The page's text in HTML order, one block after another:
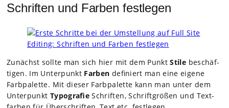
Schriften und Farben festlegen
Zunächst sollte man sich hier mit dem PunktStile beschäf­
ti­gen. Im Unter­punkt Far­ben defi­niert man eine eigene
Farb­pa­lette. Mit die­ser Farb­pa­lette kann man unter dem
Unter­punkt Typo­gra­fie Schrif­ten, Schrift­grö­ßen und Text­